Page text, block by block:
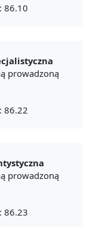
86.10
prowadzoną
86.22
prowadzoną
86.23